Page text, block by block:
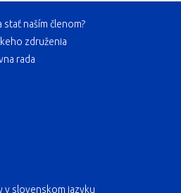
stať naším členom?
združenia
rada
v slovenskom jazyku